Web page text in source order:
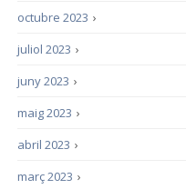
›
octubre 2023
›
juliol 2023
›
juny 2023
›
maig 2023
›
abril 2023
›
març 2023